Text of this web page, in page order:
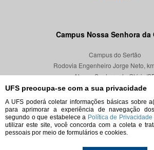
UFS preocupa-se com a sua privacidade
A UFS poderá coletar informações básicas sobre
para aprimorar a experiência de navegação
segundo o que estabelece a Política de
utilizar este site, você concorda com a coleta e
pessoais por meio de formulários e cookies.
Campus Nossa Senhora da
Campus do Sertão
Rodovia Engenheiro Jorge Neto,
Nossa Senhora da Glória/
CEP 49680-000
Localização